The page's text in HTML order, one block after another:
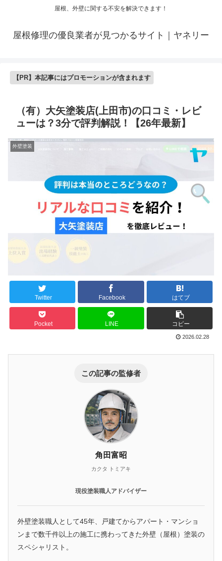
屋根、外壁に関する不安を解決できます！
屋根修理の優良業者が見つかるサイト｜ヤネリー
【PR】本記事にはプロモーションが含まれます
（有）大矢塗装店(上田市)の口コミ・レビ
ューは？3分で評判解説！【26年最新】
外壁塗装
Twitter Facebook はてブ
Pocket LINE コピー
2026.02.28
この記事の監修者
角田富昭
カクタ トミアキ
現役塗装職人アドバイザー
外壁塗装職人として45年、戸建てからアパート・マンショ
ンまで数千件以上の施工に携わってきた外壁（屋根）塗装の
スペシャリスト。